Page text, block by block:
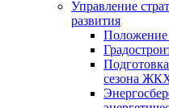
Управление
развития
Положение
сезона